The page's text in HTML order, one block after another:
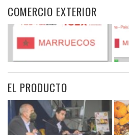
COMERCIO EXTERIOR
EL PRODUCTO